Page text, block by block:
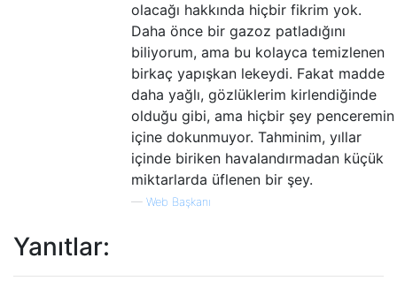
olacağı hakkında hiçbir fikrim yok.
Daha önce bir gazoz patladığını
biliyorum, ama bu kolayca temizlenen
birkaç yapışkan lekeydi. Fakat madde
daha yağlı, gözlüklerim kirlendiğinde
olduğu gibi, ama hiçbir şey penceremin
içine dokunmuyor. Tahminim, yıllar
içinde biriken havalandırmadan küçük
miktarlarda üflenen bir şey.
— Web Başkanı
Yanıtlar: